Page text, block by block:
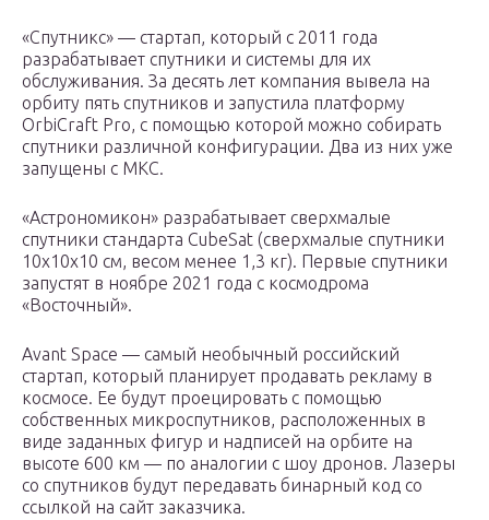
«Спутникс» — стартап, который с 2011 года
разрабатывает спутники и системы для их
обслуживания. За десять лет компания вывела на
орбиту пять спутников и запустила платформу
OrbiCraft Pro, с помощью которой можно собирать
спутники различной конфигурации. Два из них уже
запущены с МКС.
«Астрономикон» разрабатывает сверхмалые
спутники стандарта CubeSat (сверхмалые спутники
10х10х10 см, весом менее 1,3 кг). Первые спутники
запустят в ноябре 2021 года с космодрома
«Восточный».
Avant Space — самый необычный российский
стартап, который планирует продавать рекламу в
космосе. Ее будут проецировать с помощью
собственных микроспутников, расположенных в
виде заданных фигур и надписей на орбите на
высоте 600 км — по аналогии с шоу дронов. Лазеры
со спутников будут передавать бинарный код со
ссылкой на сайт заказчика.